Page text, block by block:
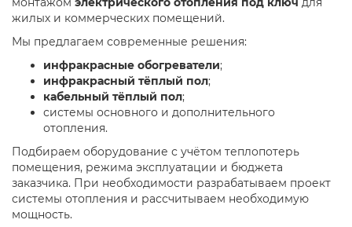
жилых и коммерческих помещений.
Мы предлагаем современные решения:
инфракрасные обогреватели;
инфракрасный тёплый пол;
кабельный тёплый пол;
системы основного и дополнительного
отопления.
Подбираем оборудование с учётом теплопотерь
помещения, режима эксплуатации и бюджета
заказчика. При необходимости разрабатываем проект
системы отопления и рассчитываем необходимую
мощность.